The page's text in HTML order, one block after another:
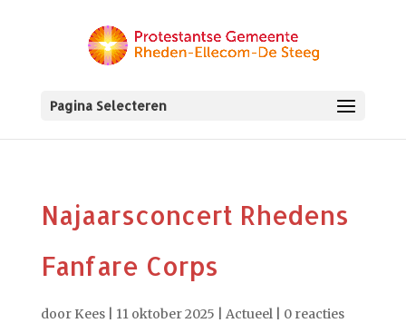
Pagina Selecteren
Najaarsconcert Rhedens
Fanfare Corps
door Kees| 11 oktober 2025 Actueel| 0 reacties